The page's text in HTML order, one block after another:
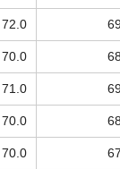
72.0
70.0
71.0
70.0
70.0